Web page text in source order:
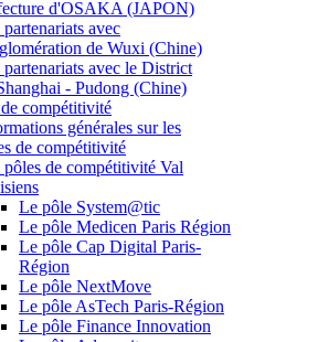
d'OSAKA (JAPON)
partenariats avec
de Wuxi (Chine)
partenariats avec le District
- Pudong (Chine)
compétitivité
générales sur les
de compétitivité
pôles de compétitivité Val
Le pôle System@tic
Le pôle Medicen Paris Région
Le pôle Cap Digital Paris-
Région
Le pôle NextMove
Le pôle AsTech Paris-Région
Le pôle Finance Innovation